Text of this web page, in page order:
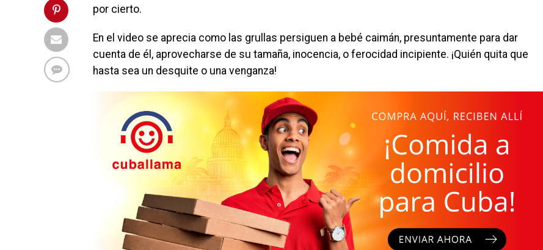
por cierto.
En el video se aprecia como las grullas persiguen a bebé caimán, presuntamente para dar
cuenta de él, aprovecharse de su tamaña, inocencia, o ferocidad incipiente. ¡Quién quita que
hasta sea un desquite o una venganza!